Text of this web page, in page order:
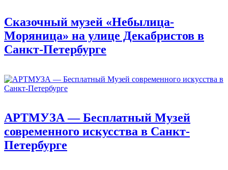
Сказочный музей «Небылица-
Моряница» на улице Декабристов в
Санкт-Петербурге
АРТМУЗА — Бесплатный Музей
современного искусства в Санкт-
Петербурге